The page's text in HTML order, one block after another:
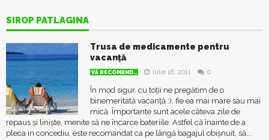
SIROP PATLAGINA
Trusa de medicamente pentru
vacanță
VĂ RECOMAND.. iulie 16, 2011 0
În mod sigur, cu toții ne pregătim de o
binemeritată vacanță :), fie ea mai mare sau mai
mică. Împortante sunt acele câteva zile de
repaus și liniște, menite să ne încarce bateriile. Astfel că înainte de a
pleca in concediu, este recomandat ca pe lângă bagajul obișnuit, să...